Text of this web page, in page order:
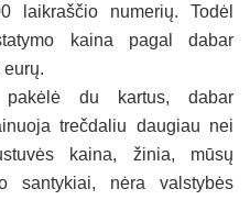
laikraščio numerių. Todėl
kaina pagal dabar
pakėlė du kartus, dabar
trečdaliu daugiau nei
kaina, žinia, mūsų
santykiai, nėra valstybės